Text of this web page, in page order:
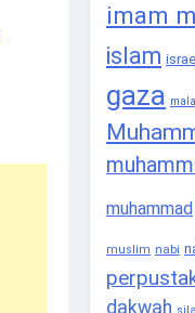
imam
islam israel
gaza
muhammad
muslim nabi
dakwah